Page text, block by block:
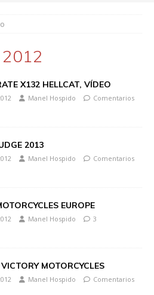
2012
X132 HELLCAT, VÍDEO
Manel Hospido
Comentarios
2013
Manel Hospido
Comentarios
EUROPE
Manel Hospido 3
MOTORCYCLES
Manel Hospido
Comentarios